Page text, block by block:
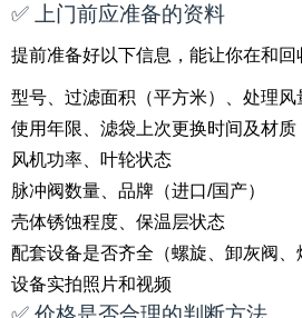
✅ 上门前应准备的资料
提前准备好以下信息，能让你在和回
型号、过滤面积（平方米）、处理风
使用年限、滤袋上次更换时间及材质
风机功率、叶轮状态
脉冲阀数量、品牌（进口/国产）
壳体锈蚀程度、保温层状态
配套设备是否齐全（螺旋、卸灰阀、
设备实拍照片和视频